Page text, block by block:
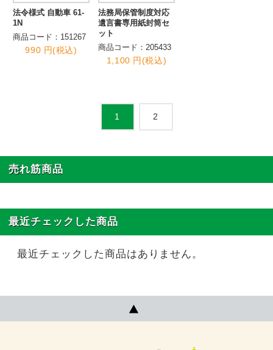
法令様式 自動車 61-
1N
商品コード：151267
990 円(税込)
法務局保管制度対応
遺言書専用紙封筒セ
ット
商品コード：205433
1,100 円(税込)
1 2
売れ筋商品
最近チェックした商品
最近チェックした商品はありません。